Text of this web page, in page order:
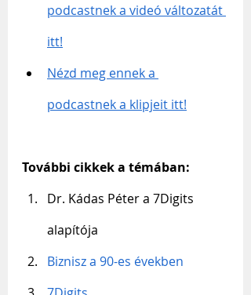
podcastnek a videó változatát
itt!
Nézd meg ennek a
podcastnek a klipjeit itt!
További cikkek a témában:
Dr. Kádas Péter a 7Digits
alapítója
Biznisz a 90-es években